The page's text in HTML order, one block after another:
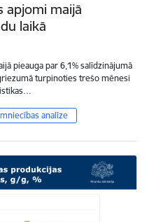
apjomi maijā
laikā
pieauga par 6,1% salīdzinājumā
turpinoties trešo mēnesi
analīze